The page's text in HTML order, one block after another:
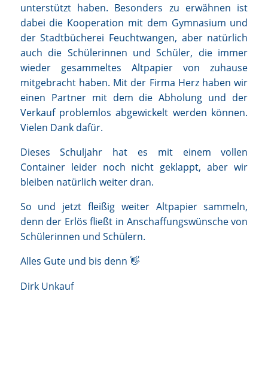
unterstützt haben. Besonders zu erwähnen ist
dabei die Kooperation mit dem Gymnasium und
der Stadtbücherei Feuchtwangen, aber natürlich
auch die Schülerinnen und Schüler, die immer
wieder gesammeltes Altpapier von zuhause
mitgebracht haben. Mit der Firma Herz haben wir
einen Partner mit dem die Abholung und der
Verkauf problemlos abgewickelt werden können.
Vielen Dank dafür.
Dieses Schuljahr hat es mit einem vollen
Container leider noch nicht geklappt, aber wir
bleiben natürlich weiter dran.
So und jetzt fleißig weiter Altpapier sammeln,
denn der Erlös fließt in Anschaffungswünsche von
Schülerinnen und Schülern.
Alles Gute und bis denn 👋
Dirk Unkauf